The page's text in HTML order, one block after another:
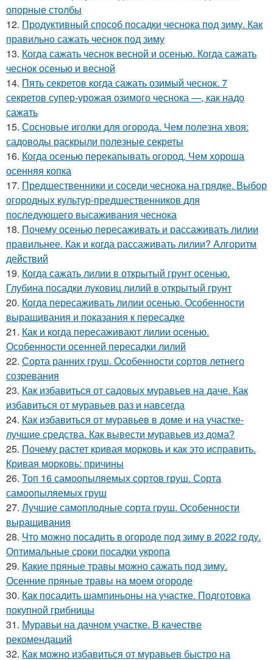
опорные столбы
12. Продуктивный способ посадки чеснока под зиму. Как
правильно сажать чеснок под зиму
13. Когда сажать чеснок весной и осенью. Когда сажать
чеснок осенью и весной
14. Пять секретов когда сажать озимый чеснок. 7
секретов супер-урожая озимого чеснока —, как надо
сажать
15. Сосновые иголки для огорода. Чем полезна хвоя:
садоводы раскрыли полезные секреты
16. Когда осенью перекапывать огород. Чем хороша
осенняя копка
17. Предшественники и соседи чеснока на грядке. Выбор
огородных культур-предшественников для
последующего высаживания чеснока
18. Почему осенью пересаживать и рассаживать лилии
правильнее. Как и когда рассаживать лилии? Алгоритм
действий
19. Когда сажать лилии в открытый грунт осенью.
Глубина посадки луковиц лилий в открытый грунт
20. Когда пересаживать лилии осенью. Особенности
выращивания и показания к пересадке
21. Как и когда пересаживают лилии осенью.
Особенности осенней пересадки лилий
22. Сорта ранних груш. Особенности сортов летнего
созревания
23. Как избавиться от садовых муравьев на даче. Как
избавиться от муравьев раз и навсегда
24. Как избавиться от муравьев в доме и на участке-
лучшие средства. Как вывести муравьев из дома?
25. Почему растет кривая морковь и как это исправить.
Кривая морковь: причины
26. Топ 16 самоопыляемых сортов груш. Сорта
самоопыляемых груш
27. Лучшие самоплодные сорта груш. Особенности
выращивания
28. Что можно посадить в огороде под зиму в 2022 году.
Оптимальные сроки посадки укропа
29. Какие пряные травы можно сажать под зиму.
Осенние пряные травы на моем огороде
30. Как посадить шампиньоны на участке. Подготовка
покупной грибницы
31. Муравьи на дачном участке. В качестве
рекомендаций
32. Как можно избавиться от муравьев быстро на